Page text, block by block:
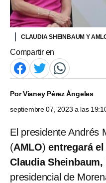
CLAUDIA SHEINBAUM Y
Compartir en
PorVianey Pérez Ángeles
septiembre 07, 2023 a las
El presidente Andrés
(AMLO)entregará
Claudia Sheinbaum,
presidencial de